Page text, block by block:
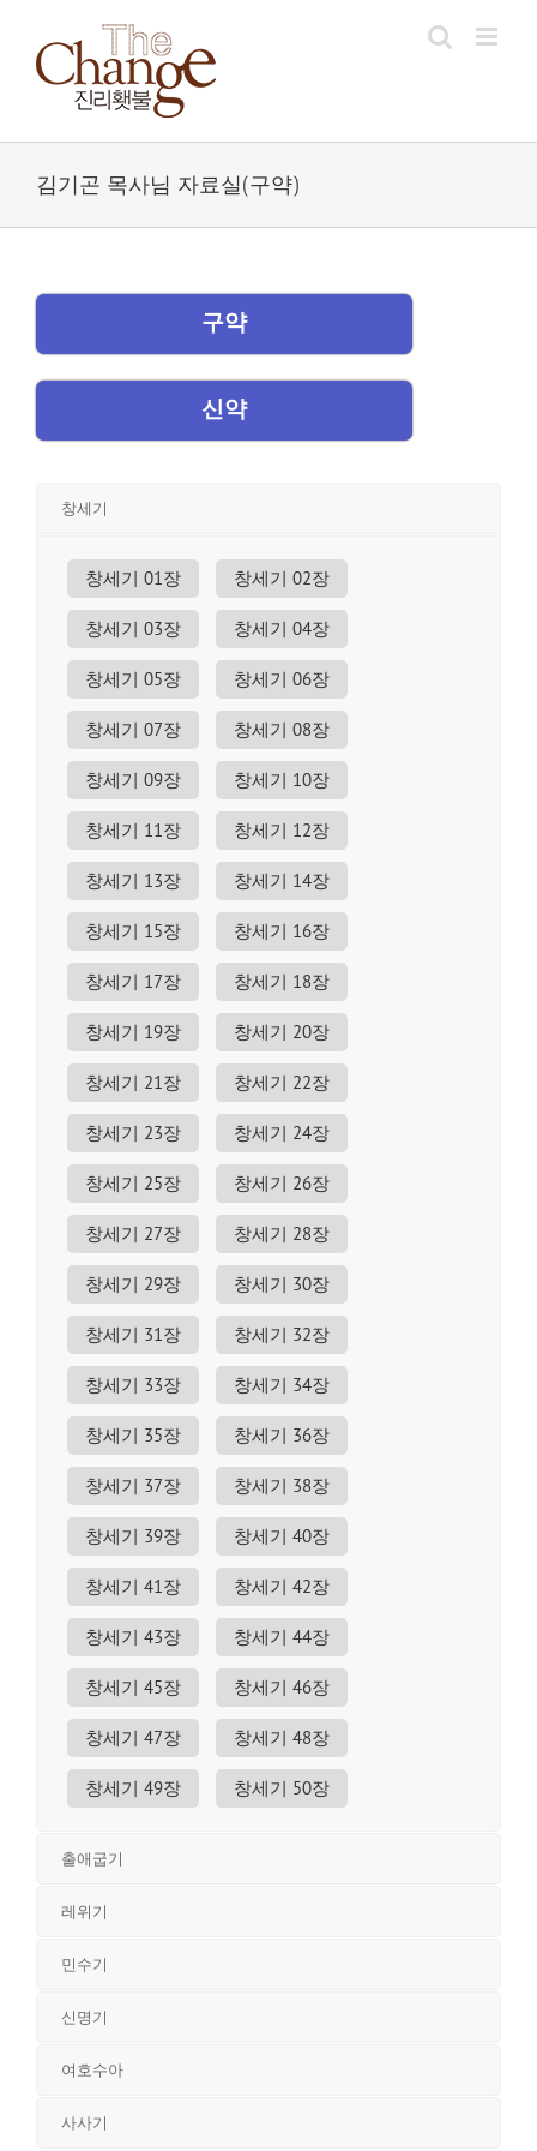
content
김기곤 목사님 자료실(구약)
구약
신약
창세기
창세기 01장 창세기 02장
창세기 03장 창세기 04장
창세기 05장 창세기 06장
창세기 07장 창세기 08장
창세기 09장 창세기 10장
창세기 11장 창세기 12장
창세기 13장 창세기 14장
창세기 15장 창세기 16장
창세기 17장 창세기 18장
창세기 19장 창세기 20장
창세기 21장 창세기 22장
창세기 23장 창세기 24장
창세기 25장 창세기 26장
창세기 27장 창세기 28장
창세기 29장 창세기 30장
창세기 31장 창세기 32장
창세기 33장 창세기 34장
창세기 35장 창세기 36장
창세기 37장 창세기 38장
창세기 39장 창세기 40장
창세기 41장 창세기 42장
창세기 43장 창세기 44장
창세기 45장 창세기 46장
창세기 47장 창세기 48장
창세기 49장 창세기 50장
출애굽기
레위기
민수기
신명기
여호수아
사사기